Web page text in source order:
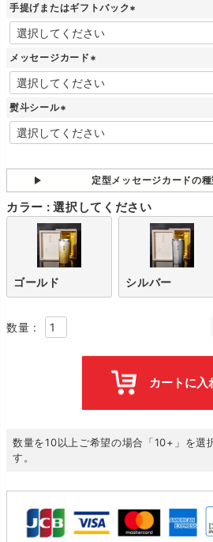
手提げまたはギフトバック
(
メッセージカード
(
必
熨斗シール
(
必
)
定型メッセージカードの
カラー 選択してください
ゴールド シルバー
カートに入
数量を10以上ご希望の場合「10+」を選
す。